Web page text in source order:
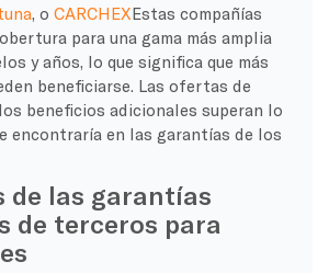
, o CARCHEXEstas compañías
para una gama más amplia
y años, lo que significa que más
beneficiarse. Las ofertas de
beneficios adicionales superan lo
encontraría en las garantías de los
de las garantías
de terceros para